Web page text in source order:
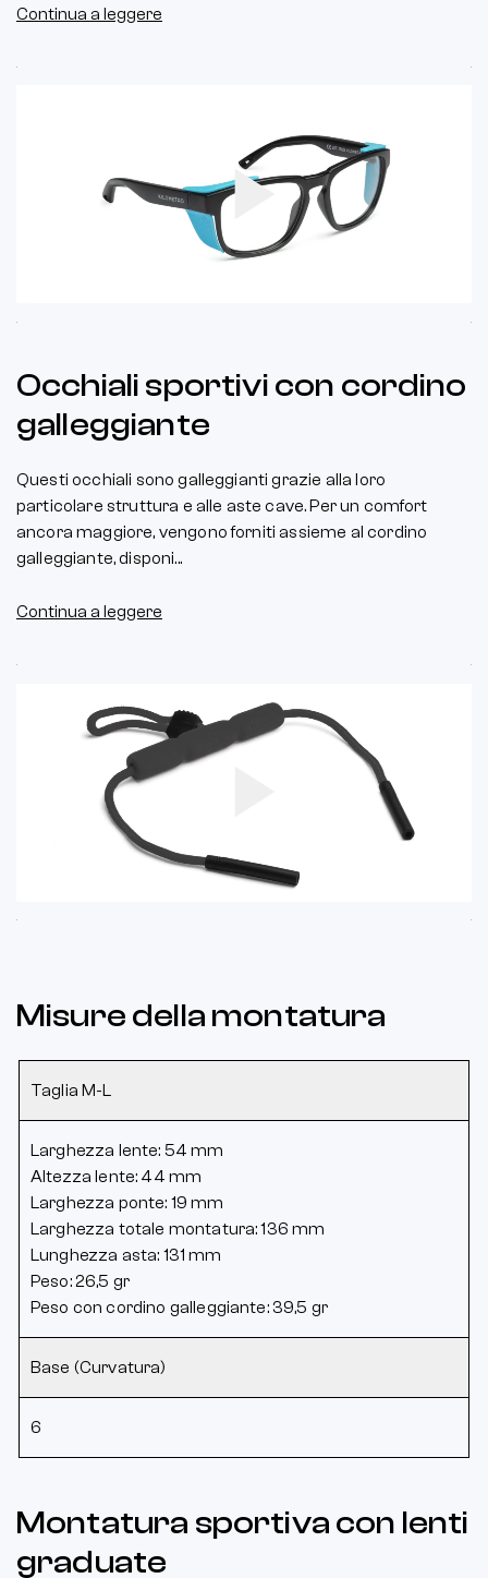
Continua a leggere
Play
Video
Occhiali sportivi con cordino
galleggiante
Questi occhiali sono galleggianti grazie alla loro
particolare struttura e alle aste cave. Per un comfort
ancora maggiore, vengono forniti assieme al cordino
galleggiante, disponi...
Continua a leggere
Play
Video
Misure della montatura
Taglia M-L
Larghezza lente: 54 mm
Altezza lente: 44 mm
Larghezza ponte: 19 mm
Larghezza totale montatura: 136 mm
Lunghezza asta: 131 mm
Peso: 26,5 gr
Peso con cordino galleggiante: 39,5 gr
Base (Curvatura)
6
Montatura sportiva con lenti
graduate